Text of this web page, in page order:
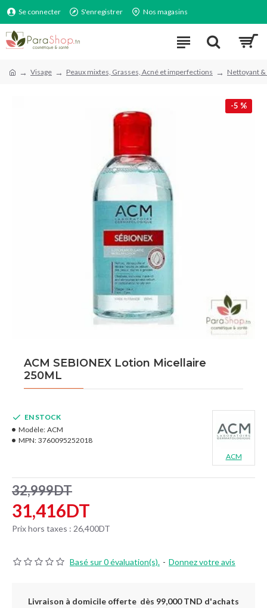
Se connecter S'enregistrer Nos magasins
Visage Peaux mixtes, Grasses, Acné et imperfections Nettoyant
-5 %
ACM SEBIONEX Lotion Micellaire
250ML
Basé sur 0 évaluation(s). - Donnez votre avis
31,416DT
32,999DT
Prix hors taxes : 26,400DT
EN STOCK
Modèle: ACM
MPN: 3760095252018
ACM
Livraison à domicile offerte dès 99,000 TND d'achats